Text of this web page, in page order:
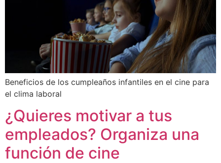
Beneficios de los cumpleaños infantiles en el cine para
el clima laboral
¿Quieres motivar a tus
empleados? Organiza una
función de cine